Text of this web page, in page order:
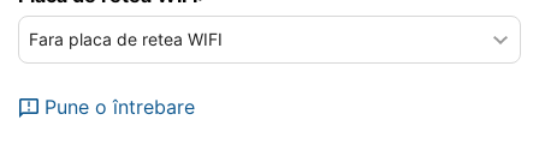
Pune o întrebare